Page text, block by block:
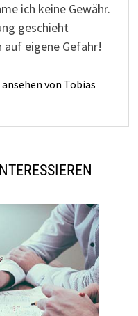
ich keine Gewähr.
geschieht
auf eigene Gefahr!
von Tobias